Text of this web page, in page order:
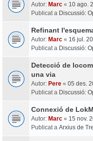
Autor: Marc « 10 ago.
Publicat a Discussió:
Refinant
Autor: Marc « 16 jul.
Publicat a Discussió:
Detecció de
una via
Autor: Pere « 05 des.
Publicat a Discussió:
Connexió de
Autor: Marc « 15 nov.
Publicat a Arxius de